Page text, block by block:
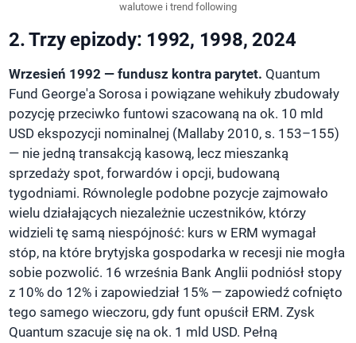
walutowe i trend following
2. Trzy epizody: 1992, 1998, 2024
Wrzesień 1992 — fundusz kontra parytet. Quantum
Fund George'a Sorosa i powiązane wehikuły zbudowały
pozycję przeciwko funtowi szacowaną na ok. 10 mld
USD ekspozycji nominalnej (Mallaby 2010, s. 153–155)
— nie jedną transakcją kasową, lecz mieszanką
sprzedaży spot, forwardów i opcji, budowaną
tygodniami. Równolegle podobne pozycje zajmowało
wielu działających niezależnie uczestników, którzy
widzieli tę samą niespójność: kurs w ERM wymagał
stóp, na które brytyjska gospodarka w recesji nie mogła
sobie pozwolić. 16 września Bank Anglii podniósł stopy
z 10% do 12% i zapowiedział 15% — zapowiedź cofnięto
tego samego wieczoru, gdy funt opuścił ERM. Zysk
Quantum szacuje się na ok. 1 mld USD. Pełną